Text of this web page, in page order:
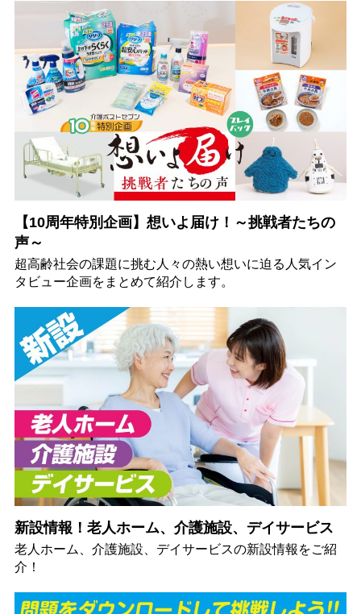
【10周年特別企画】想いよ届け！～挑戦者たちの
声～
超高齢社会の課題に挑む人々の熱い想いに迫る人気イン
タビュー企画をまとめて紹介します。
新設情報！老人ホーム、介護施設、デイサービス
老人ホーム、介護施設、デイサービスの新設情報をご紹
介！